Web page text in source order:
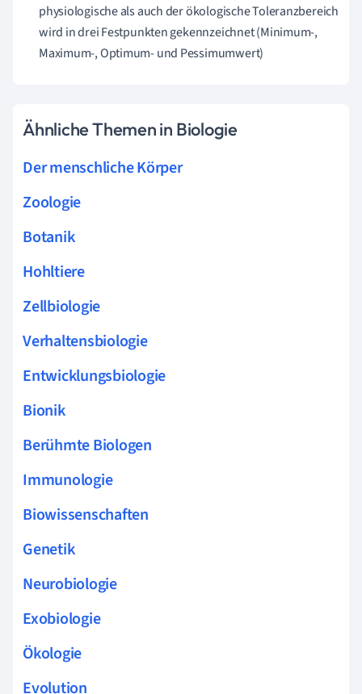
physiologische als auch der ökologische Toleranzbereich
wird in drei Festpunkten gekennzeichnet (Minimum-,
Maximum-, Optimum- und Pessimumwert)
Ähnliche Themen in Biologie
Der menschliche Körper
Zoologie
Botanik
Hohltiere
Zellbiologie
Verhaltensbiologie
Entwicklungsbiologie
Bionik
Berühmte Biologen
Immunologie
Biowissenschaften
Genetik
Neurobiologie
Exobiologie
Ökologie
Evolution